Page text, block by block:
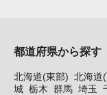
都道府県から探す
北海道(東部) 北海道
城 栃木 群馬 埼玉